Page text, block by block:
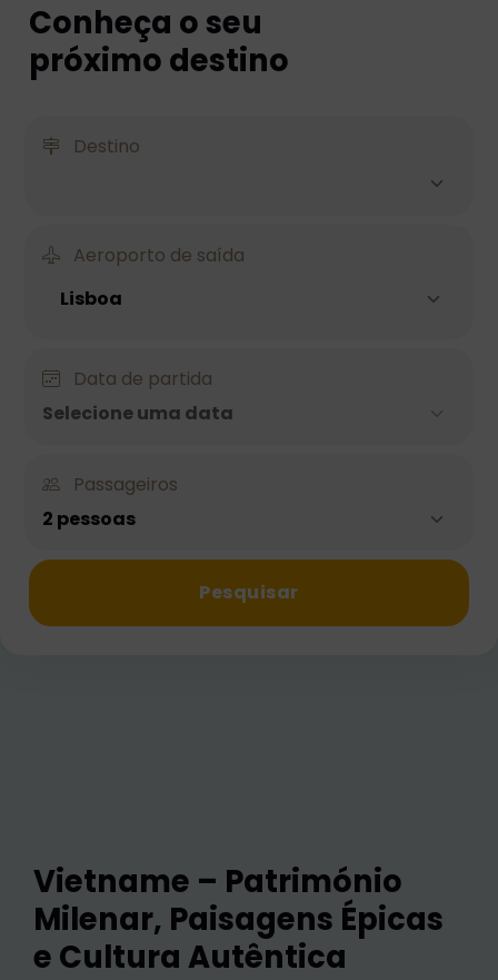
Conheça o seu
próximo destino
Destino
Aeroporto de saída
Data de partida
Selecione uma data
Passageiros
2 pessoas
Pesquisar
Vietname – Património
Milenar, Paisagens Épicas
e Cultura Autêntica